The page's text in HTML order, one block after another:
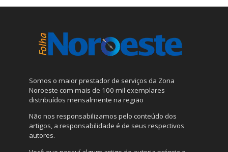
Somos o maior prestador de serviços da Zona
Noroeste com mais de 100 mil exemplares
distribuídos mensalmente na região
Não nos responsabilizamos pelo conteúdo dos
artigos, a responsabilidade é de seus respectivos
autores.